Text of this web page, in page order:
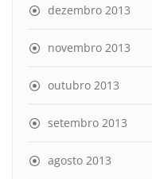
dezembro 2013
novembro 2013
outubro 2013
setembro 2013
agosto 2013